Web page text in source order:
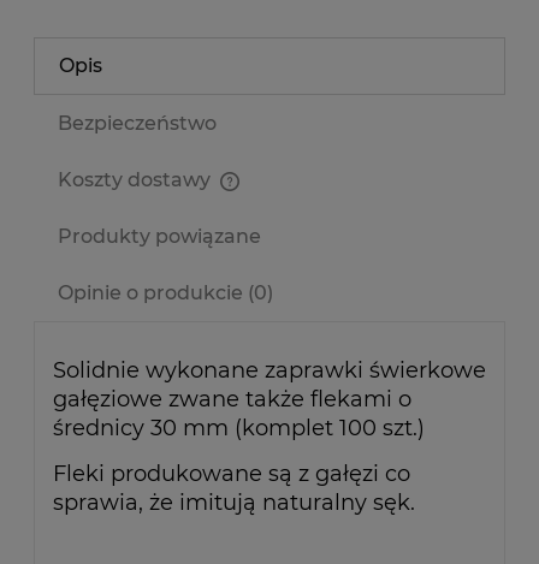
Opis
Bezpieczeństwo
Koszty dostawy
Produkty powiązane
Opinie o produkcie (0)
Solidnie wykonane zaprawki świerkowe
gałęziowe zwane także flekami o
średnicy 30 mm (komplet 100 szt.)
Fleki produkowane są z gałęzi co
sprawia, że imitują naturalny sęk.